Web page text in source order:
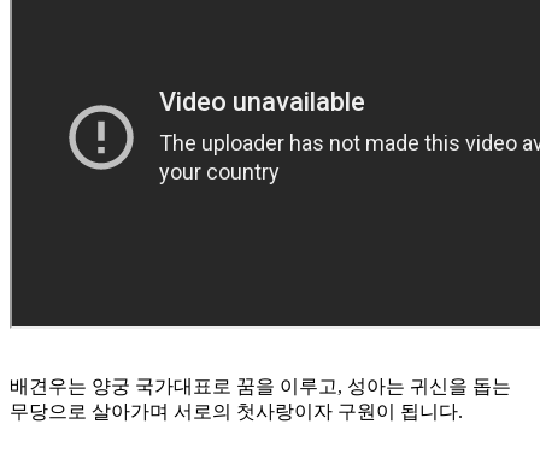
배견우는 양궁 국가대표로 꿈을 이루고, 성아는 귀신을 돕는
무당으로 살아가며 서로의 첫사랑이자 구원이 됩니다.